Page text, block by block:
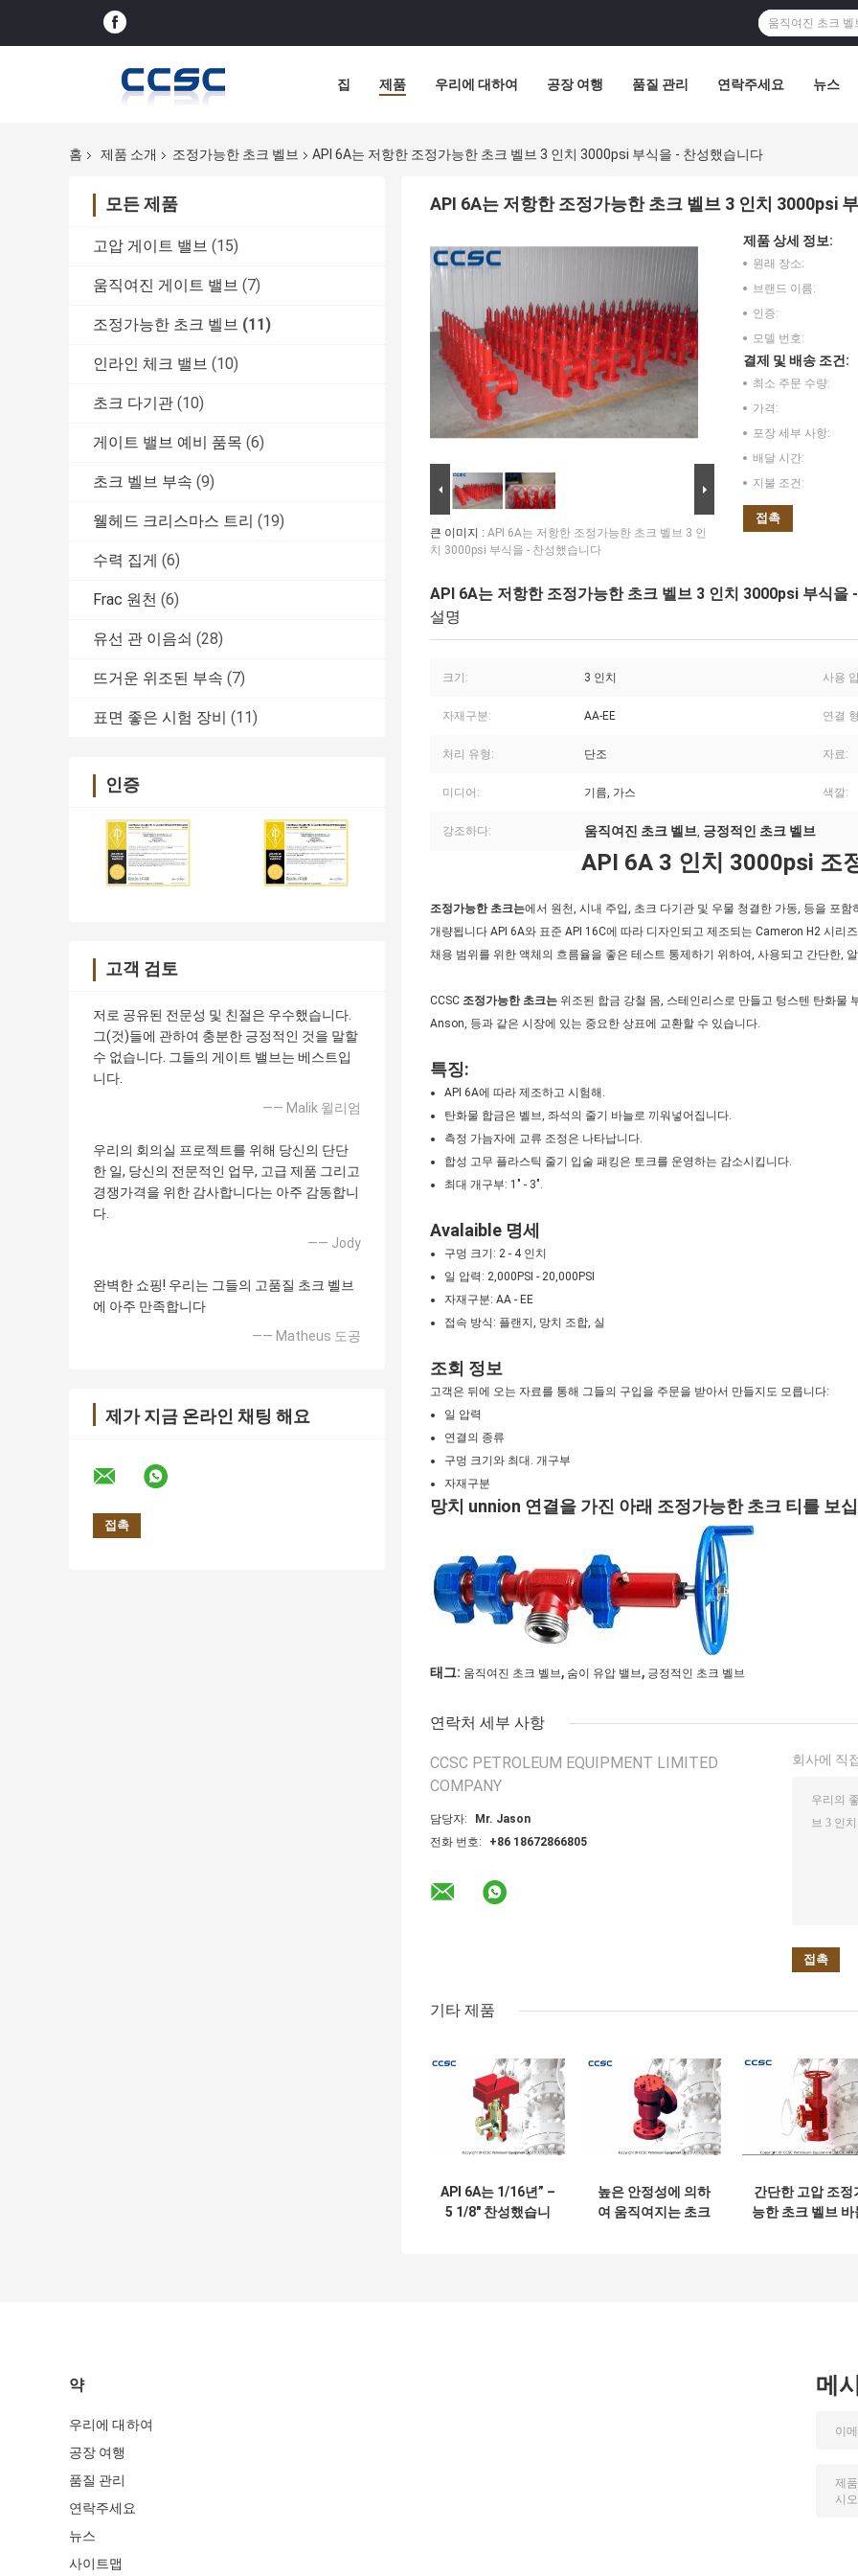
집 제품 우리에 대하여 공장 여행 품질 관리 연락주세요 뉴스
홈 제품 소개 조정가능한 초크 벨브 API 6A는 저항한 조정가능한 초크 벨브 3 인치 3000psi 부식을 - 찬성했습니다
모든 제품
고압 게이트 밸브 (15)
움직여진 게이트 밸브 (7)
조정가능한 초크 벨브 (11)
인라인 체크 밸브 (10)
초크 다기관 (10)
게이트 밸브 예비 품목 (6)
초크 벨브 부속 (9)
웰헤드 크리스마스 트리 (19)
수력 집게 (6)
Frac 원천 (6)
유선 관 이음쇠 (28)
뜨거운 위조된 부속 (7)
표면 좋은 시험 장비 (11)
인증
고객 검토
저로 공유된 전문성 및 친절은 우수했습니다.
그(것)들에 관하여 충분한 긍정적인 것을 말할
수 없습니다. 그들의 게이트 밸브는 베스트입
니다.
—— Malik 윌리엄
우리의 회의실 프로젝트를 위해 당신의 단단
한 일, 당신의 전문적인 업무, 고급 제품 그리고
경쟁가격을 위한 감사합니다는 아주 감동합니
다.
—— Jody
완벽한 쇼핑! 우리는 그들의 고품질 초크 벨브
에 아주 만족합니다
—— Matheus 도공
제가 지금 온라인 채팅 해요
API 6A는 저항한 조정가능한 초크 벨브 3 인치 3000psi
큰 이미지 : API 6A는 저항한 조정가능한 초크 벨브 3 인
치 3000psi 부식을 - 찬성했습니다
제품 상세 정보:
원래 장소:
브랜드 이름:
인증:
모델 번호:
결제 및 배송 조건:
최소 주문 수량:
가격:
포장 세부 사항:
배달 시간:
지불 조건:
접촉
API 6A는 저항한 조정가능한 초크 벨브 3 인치 3000psi 부식을
설명
크기: 3 인치 사용
자재구분: AA-EE 연결
처리 유형: 단조 자료:
미디어: 기름, 가스 색깔:
강조하다: 움직여진 초크 벨브, 긍정적인 초크 벨브
API 6A 3 인치 3000psi 조
조정가능한 초크는에서 원천, 시내 주입, 초크 다기관 및 우물 청결한 가동, 등을 포
개량됩니다 API 6A와 표준 API 16C에 따라 디자인되고 제조되는 Cameron H2 시리
채용 범위를 위한 액체의 흐름율을 좋은 테스트 통제하기 위하여, 사용되고 간단한,
CCSC 조정가능한 초크는 위조된 합금 강철 몸, 스테인리스로 만들고 텅스텐 탄화물
Anson, 등과 같은 시장에 있는 중요한 상표에 교환할 수 있습니다.
특징:
API 6A에 따라 제조하고 시험해.
탄화물 합금은 벨브, 좌석의 줄기 바늘로 끼워넣어집니다.
측정 가늠자에 교류 조정은 나타납니다.
합성 고무 플라스틱 줄기 입술 패킹은 토크를 운영하는 감소시킵니다.
최대 개구부: 1" - 3".
Avalaible 명세
구멍 크기: 2 - 4 인치
일 압력: 2,000PSI - 20,000PSI
자재구분: AA - EE
접속 방식: 플랜지, 망치 조합, 실
조회 정보
고객은 뒤에 오는 자료를 통해 그들의 구입을 주문을 받아서 만들지도 모릅니다:
일 압력
연결의 종류
구멍 크기와 최대. 개구부
자재구분
망치 unnion 연결을 가진 아래 조정가능한 초크 티를 보
태그: 움직여진 초크 벨브, 숨이 유압 밸브, 긍정적인 초크 벨브
연락처 세부 사항
CCSC PETROLEUM EQUIPMENT LIMITED
COMPANY
담당자:
Mr. Jason
전화 번호:
+86 18672866805
회사에 직
기타 제품
API 6A는 1/16년” –
5 1/8" 찬성했습니
높은 안정성에 의하
여 움직여지는 초크
간단한 고압 조정
능한 초크 벨브 바
약
우리에 대하여
공장 여행
품질 관리
연락주세요
뉴스
사이트맵
메